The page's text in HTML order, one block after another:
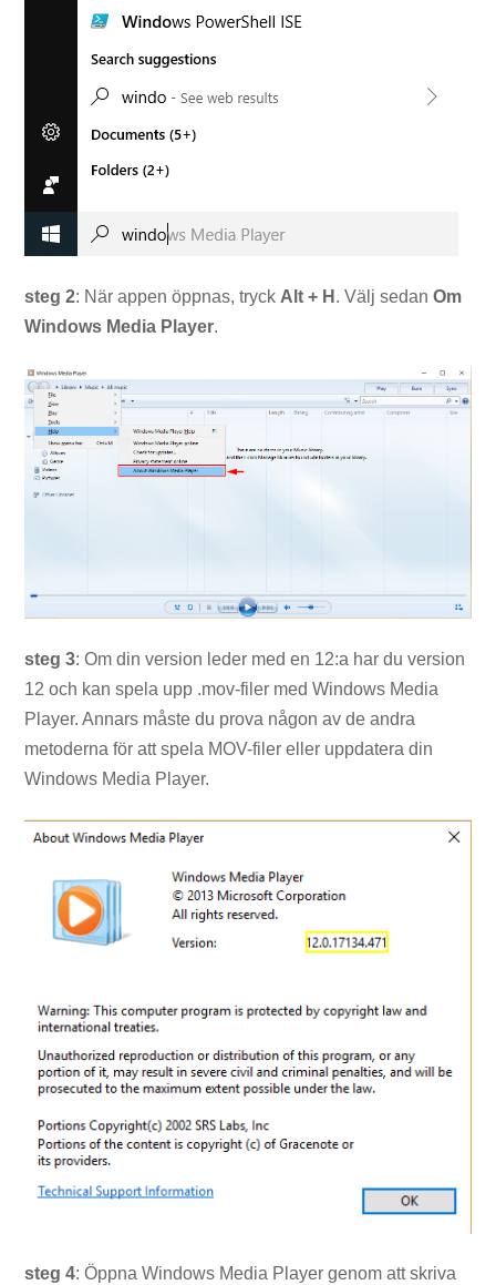
steg 2: När appen öppnas, tryck Alt + H . Välj sedanOm
Windows Media Player.
steg 3: Om din version leder med en 12:a har du version
12 och kan spela upp .mov-filer med Windows Media
Player. Annars måste du prova någon av de andra
metoderna för att spela MOV-filer eller uppdatera din
Windows Media Player.
steg 4: Öppna Windows Media Player genom att skriva